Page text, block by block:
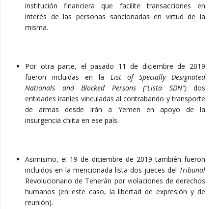
institución financiera que facilite transacciones en
interés de las personas sancionadas en virtud de la
misma.
Por otra parte, el pasado 11 de diciembre de 2019
fueron incluidas en la List of Specially Designated
Nationals and Blocked Persons (“Lista SDN”) dos
entidades iraníes vinculadas al contrabando y transporte
de armas desde Irán a Yemen en apoyo de la
insurgencia chiita en ese país.
Asimismo, el 19 de diciembre de 2019 también fueron
incluidos en la mencionada lista dos jueces del Tribunal
Revolucionario de Teherán por violaciones de derechos
humanos (en este caso, la libertad de expresión y de
reunión).